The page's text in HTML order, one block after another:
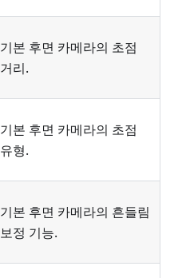
기본 후면 카메라의 초점
거리.
기본 후면 카메라의 초점
유형.
기본 후면 카메라의 흔들림
보정 기능.